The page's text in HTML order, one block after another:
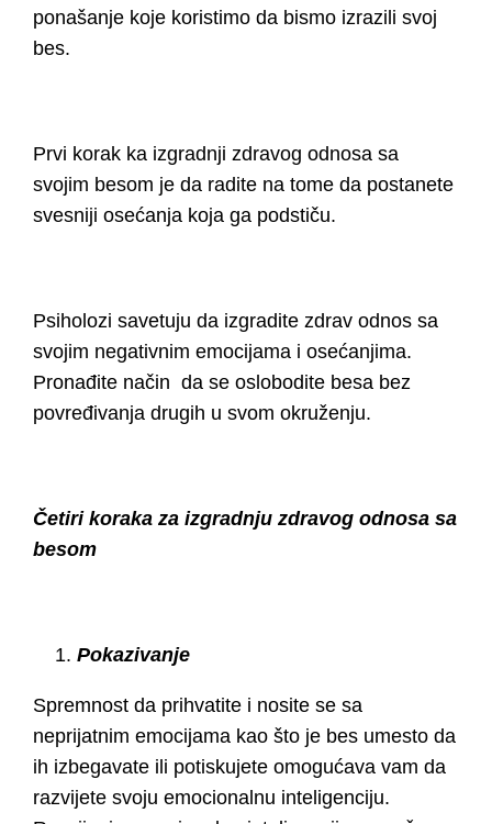
ponašanje koje koristimo da bismo izrazili svoj
bes.
Prvi korak ka izgradnji zdravog odnosa sa
svojim besom je da radite na tome da postanete
svesniji osećanjakoja ga podstiču.
Psiholozi savetuju da izgradite zdrav odnos sa
svojim negativnim emocijama i osećanjima.
Pronađite način da se oslobodite besa bez
povređivanja drugih u svom okruženju.
Četiri koraka za izgradnju zdravog odnosa sa
besom
Pokazivanje
Spremnost da prihvatite i nosite se sa
neprijatnim emocijama kao što je bes umesto da
ih izbegavate ili potiskujete omogućava vam da
razvijete svoju emocionalnu inteligenciju.